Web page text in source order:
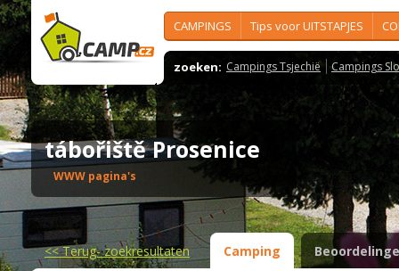
CAMPINGS Tips voor UITSTAPJES
zoeken: Campings Tsjechië Campings
tábořiště Prosenice
WWW pagina's
<<Terug- zoekresultaten Camping